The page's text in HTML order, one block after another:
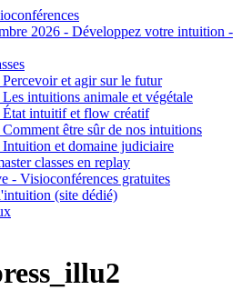
2026 - Développez votre intuition -
et agir sur le futur
intuitions animale et végétale
État intuitif et flow créatif
être sûr de nos intuitions
et domaine judiciaire
classes en replay
- Visioconférences gratuites
(site dédié)